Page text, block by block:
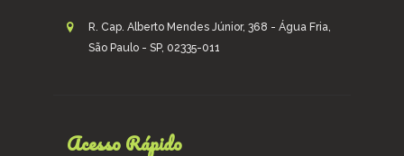
R. Cap. Alberto Mendes Júnior, 368 - Água Fria,
São Paulo - SP, 02335-011
Acesso Rápido